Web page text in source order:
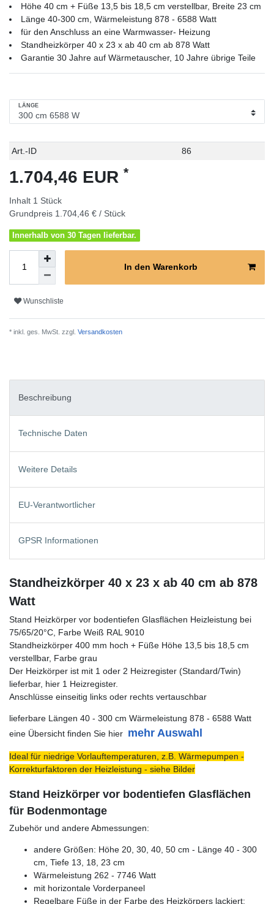
Höhe 40 cm + Füße 13,5 bis 18,5 cm verstellbar, Breite 23 cm
Länge 40-300 cm, Wärmeleistung 878 - 6588 Watt
für den Anschluss an eine Warmwasser- Heizung
Standheizkörper 40 x 23 x ab 40 cm ab 878 Watt
Garantie 30 Jahre auf Wärmetauscher, 10 Jahre übrige Teile
LÄNGE
Technisches
Wert
Art.-ID 86
1.704,46 EUR *
Inhalt 1 Stück
Grundpreis 1.704,46 € / Stück
Innerhalb von 30 Tagen lieferbar.
In den Warenkorb
Wunschliste
* inkl. ges. MwSt. zzgl. Versandkosten
Beschreibung
Technische Daten
Weitere Details
EU-Verantwortlicher
GPSR Informationen
Standheizkörper 40 x 23 x ab 40 cm ab 878
Watt
Stand Heizkörper vor bodentiefen Glasflächen Heizleistung bei
75/65/20°C, Farbe Weiß RAL 9010
Standheizkörper 400 mm hoch + Füße Höhe 13,5 bis 18,5 cm
verstellbar, Farbe grau
Der Heizkörper ist mit 1 oder 2 Heizregister (Standard/Twin)
lieferbar, hier 1 Heizregister.
Anschlüsse einseitig links oder rechts vertauschbar
lieferbare Längen 40 - 300 cm Wärmeleistung 878 - 6588 Watt
eine Übersicht finden Sie hier mehr Auswahl
Ideal für niedrige Vorlauftemperaturen, z.B. Wärmepumpen -
Korrekturfaktoren der Heizleistung - siehe Bilder
Stand Heizkörper vor bodentiefen Glasflächen
für Bodenmontage
Zubehör und andere Abmessungen:
andere Größen: Höhe 20, 30, 40, 50 cm - Länge 40 - 300
cm, Tiefe 13, 18, 23 cm
Wärmeleistung 262 - 7746 Watt
mit horizontale Vorderpaneel
Regelbare Füße in der Farbe des Heizkörpers lackiert: